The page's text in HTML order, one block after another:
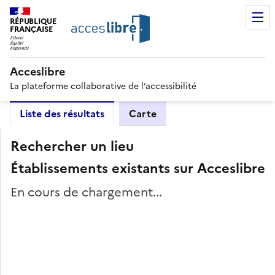
RÉPUBLIQUE
FRANÇAISE
Acceslibre
La plateforme collaborative de l’accessibilité
Liste des résultats Carte
Rechercher un lieu
Établissements existants sur Acceslibre
En cours de chargement...